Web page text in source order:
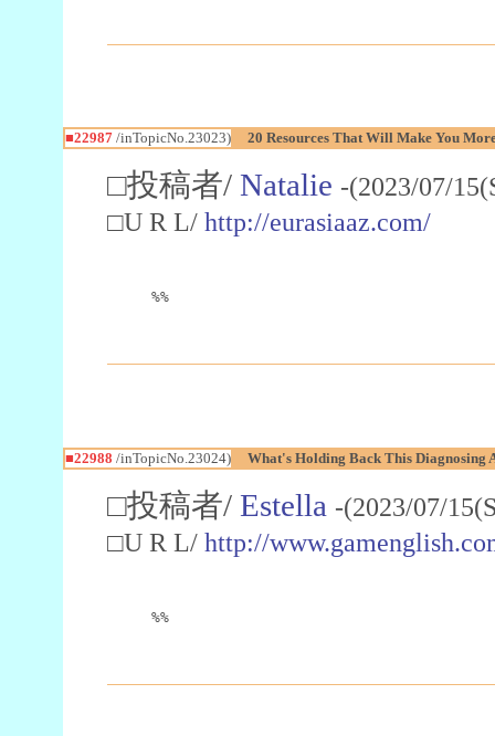
■22987/inTopicNo.23023) 20 Resources That Will Make You
□投稿者/ Natalie -(2023/07/
□U R L/ http://eurasiaaz.com/
%%
■22988 /inTopicNo.23024) What's Holding Back This Diagnosing
□投稿者/ Estella -(2023/07/
□U R L/ http://
%%